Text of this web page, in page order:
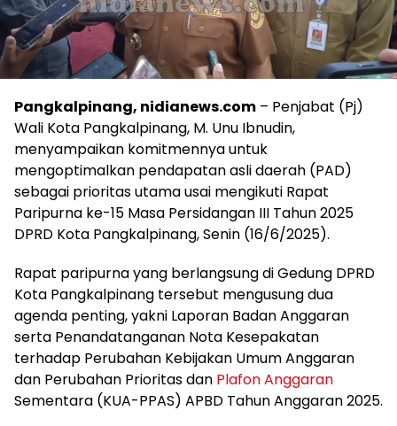
Pangkalpinang, nidianews.com – Penjabat (Pj)
Wali Kota Pangkalpinang, M. Unu Ibnudin,
menyampaikan komitmennya untuk
mengoptimalkan pendapatan asli daerah (PAD)
sebagai prioritas utama usai mengikuti Rapat
Paripurna ke-15 Masa Persidangan III Tahun 2025
DPRD Kota Pangkalpinang, Senin (16/6/2025).
Rapat paripurna yang berlangsung di Gedung DPRD
Kota Pangkalpinang tersebut mengusung dua
agenda penting, yakni Laporan Badan Anggaran
serta Penandatanganan Nota Kesepakatan
terhadap Perubahan Kebijakan Umum Anggaran
dan Perubahan Prioritas dan Plafon Anggaran
Sementara (KUA-PPAS) APBD Tahun Anggaran 2025.